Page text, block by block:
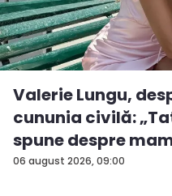
06 august 2026, 09:00
Valerie Lungu,
cununia civilă:
spune despre